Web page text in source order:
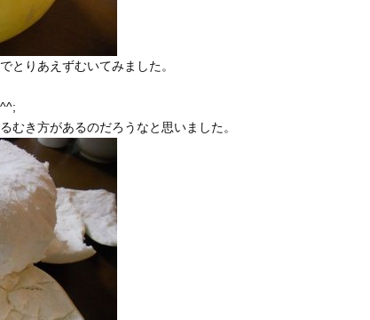
とりあえずむいてみました。
むき方があるのだろうなと思いました。